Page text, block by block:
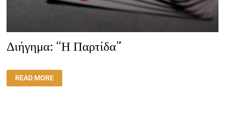
Διήγημα: “Η Παρτίδα”
ΔΙΉΓΗΜΑ:
“Η
ΠΑΡΤΊΔΑ”
READ MORE